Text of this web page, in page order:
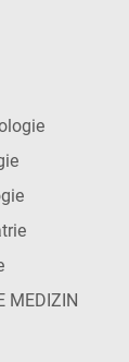
MEDIZIN